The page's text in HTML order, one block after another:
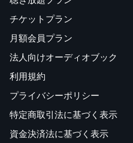
チケットプラン
月額会員プラン
法人向けオーディオブック
利用規約
プライバシーポリシー
特定商取引法に基づく表示
資金決済法に基づく表示